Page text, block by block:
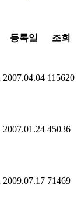
등록일 조회
2007.04.04 115620
2007.01.24 45036
2009.07.17 71469